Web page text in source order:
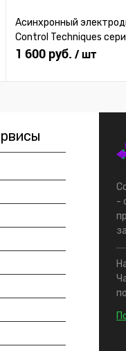
Асинхронный
Control Techniques
1 600 руб. / шт
-